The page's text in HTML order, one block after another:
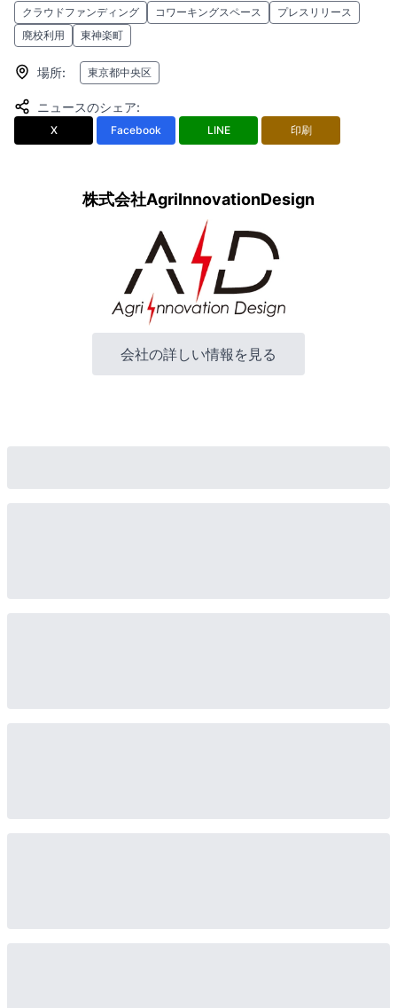
クラウドファンディング コワーキングスペース
プレスリリース
廃校利用
東神楽町
場所: 東京都中央区
ニュースのシェア:
X Facebook LINE 印刷
株式会社AgriInnovationDesign
会社の詳しい情報を見る